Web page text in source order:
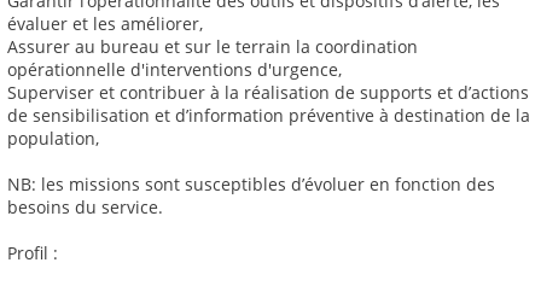
évaluer et les améliorer,
Assurer au bureau et sur le terrain la coordination
opérationnelle d'interventions d'urgence,
Superviser et contribuer à la réalisation de supports et d’actions
de sensibilisation et d’information préventive à destination de la
population,
NB: les missions sont susceptibles d’évoluer en fonction des
besoins du service.
Profil :